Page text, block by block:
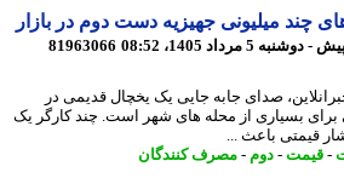
میلیونی جهیزیه دست دوم در بازار
81963066
صدای جابه جایی یک یخچال قدیمی در
بسیاری از محله های شهر است. چند کارگر یک
باعث ...
-دوم-مصرف کنندگان